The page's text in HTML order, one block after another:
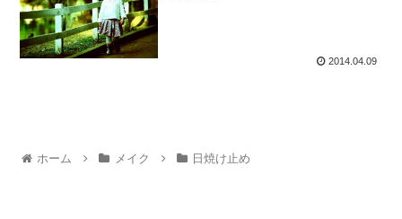
2014.04.09
ホーム メイク 日焼け止め